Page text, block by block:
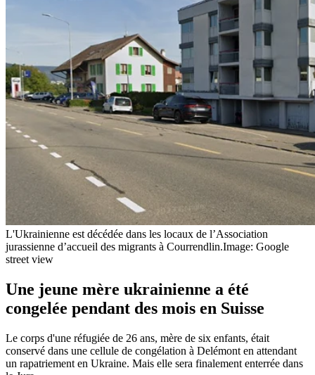
L'Ukrainienne est décédée dans les locaux de l’Association
jurassienne d’accueil des migrants à Courrendlin.Image: Google
street view
Une jeune mère ukrainienne a été
congelée pendant des mois en Suisse
Le corps d'une réfugiée de 26 ans, mère de six enfants, était
conservé dans une cellule de congélation à Delémont en attendant
un rapatriement en Ukraine. Mais elle sera finalement enterrée dans